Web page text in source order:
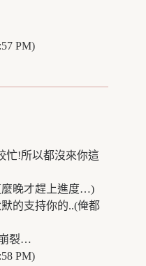
PM)
忙!所以都沒來你這
麼晚才趕上進度…)
的支持你的..(俺都
裂…
PM)